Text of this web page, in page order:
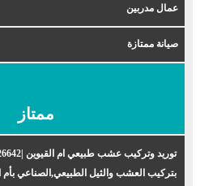
عمال مدربين
صيانة ممتازة
ممتاز
بتركيب العشب والثيل الطبيعي,الصناعي بأم